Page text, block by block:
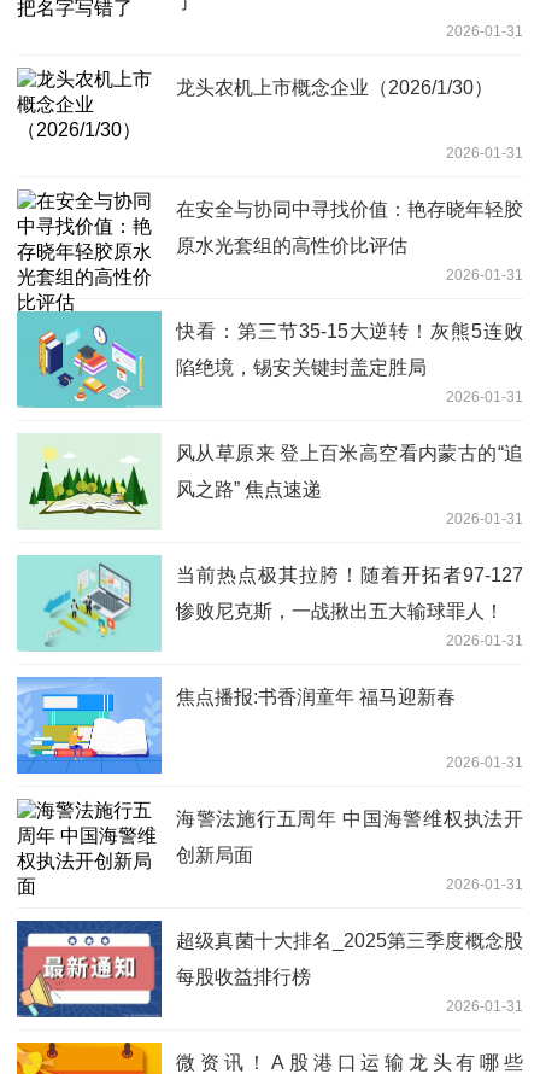
2026-01-31
龙头农机上市概念企业（2026/1/30）
2026-01-31
在安全与协同中寻找价值：艳存晓年轻胶
原水光套组的高性价比评估
2026-01-31
快看：第三节35-15大逆转！灰熊5连败
陷绝境，锡安关键封盖定胜局
2026-01-31
风从草原来 登上百米高空看内蒙古的“追
风之路” 焦点速递
2026-01-31
当前热点极其拉胯！随着开拓者97-127
惨败尼克斯，一战揪出五大输球罪人！
2026-01-31
焦点播报:书香润童年 福马迎新春
2026-01-31
海警法施行五周年 中国海警维权执法开
创新局面
2026-01-31
超级真菌十大排名_2025第三季度概念股
每股收益排行榜
2026-01-31
微资讯！A股港口运输龙头有哪些